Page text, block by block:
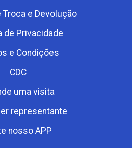
Troca e Devolução
de Privacidade
e Condições
CDC
uma visita
representante
nosso APP